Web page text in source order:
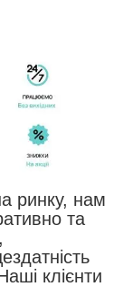
ринку, нам
та
клієнти